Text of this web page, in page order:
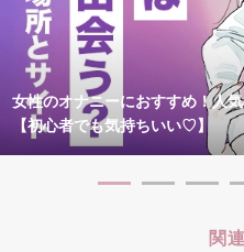
女性のオナニーにおすすめ！人
【初心者でも気持ちいい♡】
関